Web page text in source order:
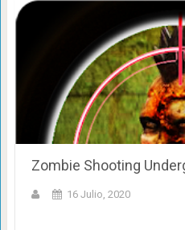
Zombie Shooting
16 Julio, 2020